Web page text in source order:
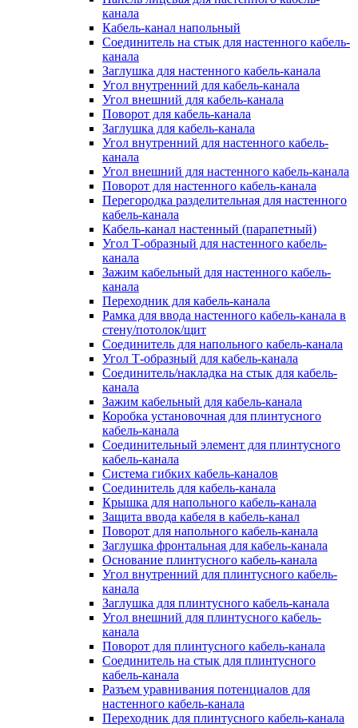
канала
Кабель-канал напольный
Соединитель на стык для настенного кабель-
канала
Заглушка для настенного кабель-канала
Угол внутренний для кабель-канала
Угол внешний для кабель-канала
Поворот для кабель-канала
Заглушка для кабель-канала
Угол внутренний для настенного кабель-
канала
Угол внешний для настенного кабель-канала
Поворот для настенного кабель-канала
Перегородка разделительная для настенного
кабель-канала
Кабель-канал настенный (парапетный)
Угол Т-образный для настенного кабель-
канала
Зажим кабельный для настенного кабель-
канала
Переходник для кабель-канала
Рамка для ввода настенного кабель-канала в
стену/потолок/щит
Соединитель для напольного кабель-канала
Угол Т-образный для кабель-канала
Соединитель/накладка на стык для кабель-
канала
Зажим кабельный для кабель-канала
Коробка установочная для плинтусного
кабель-канала
Соединительный элемент для плинтусного
кабель-канала
Система гибких кабель-каналов
Соединитель для кабель-канала
Крышка для напольного кабель-канала
Защита ввода кабеля в кабель-канал
Поворот для напольного кабель-канала
Заглушка фронтальная для кабель-канала
Основание плинтусного кабель-канала
Угол внутренний для плинтусного кабель-
канала
Заглушка для плинтусного кабель-канала
Угол внешний для плинтусного кабель-
канала
Поворот для плинтусного кабель-канала
Соединитель на стык для плинтусного
кабель-канала
Разъем уравнивания потенциалов для
настенного кабель-канала
Переходник для плинтусного кабель-канала